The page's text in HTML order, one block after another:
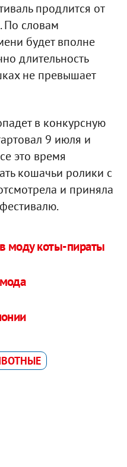
продлится от
По словам
будет вполне
длительность
не превышает
в конкурсную
9 июля и
это время
кошачьи ролики с
и приняла
моду коты-пираты